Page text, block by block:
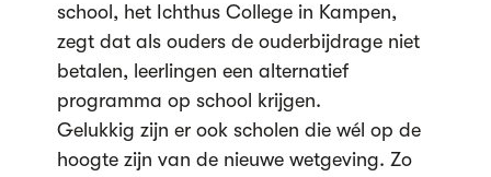
school, het Ichthus College in Kampen,
zegt dat als ouders de ouderbijdrage niet
betalen, leerlingen een alternatief
programma op school krijgen.
Gelukkig zijn er ook scholen die wél op de
hoogte zijn van de nieuwe wetgeving. Zo